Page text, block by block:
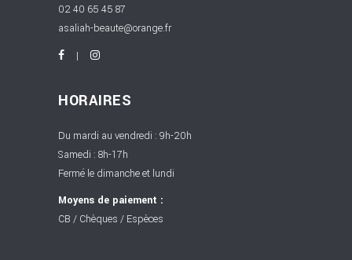
02 40 65 45 87
asaliah-beaute@orange.fr
HORAIRES
Du mardi au vendredi : 9h-20h
Samedi : 8h-17h
Fermé le dimanche et lundi
Moyens de paiement :
CB / Chèques / Espèces